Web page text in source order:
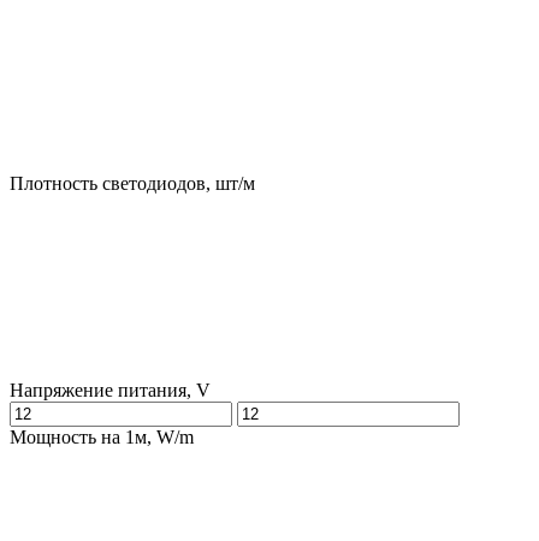
Плотность светодиодов, шт/м
Напряжение питания, V
Мощность на 1м, W/m